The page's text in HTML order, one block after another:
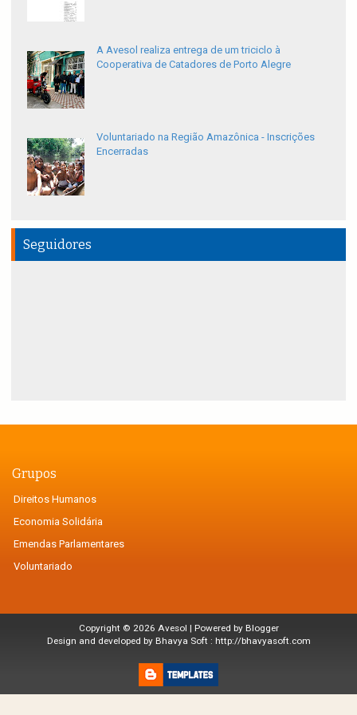
A Avesol realiza entrega de um triciclo à
Cooperativa de Catadores de Porto Alegre
Voluntariado na Região Amazônica - Inscrições
Encerradas
Seguidores
Grupos
Direitos Humanos
Economia Solidária
Emendas Parlamentares
Voluntariado
Copyright © 2026 Avesol | Powered by Blogger
Design and developed by Bhavya Soft : http://bhavyasoft.com